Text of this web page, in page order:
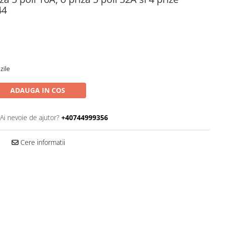
ADAUGA IN COS
Ai nevoie de ajutor? +40744999356
Cere informatii